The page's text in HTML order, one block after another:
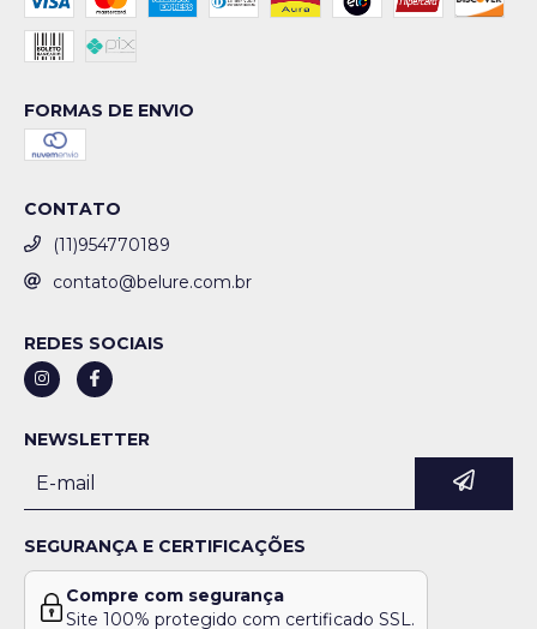
FORMAS DE ENVIO
CONTATO
(11)954770189
contato@belure.com.br
REDES SOCIAIS
NEWSLETTER
SEGURANÇA E CERTIFICAÇÕES
Compre com segurança
Site 100% protegido com certificado SSL.